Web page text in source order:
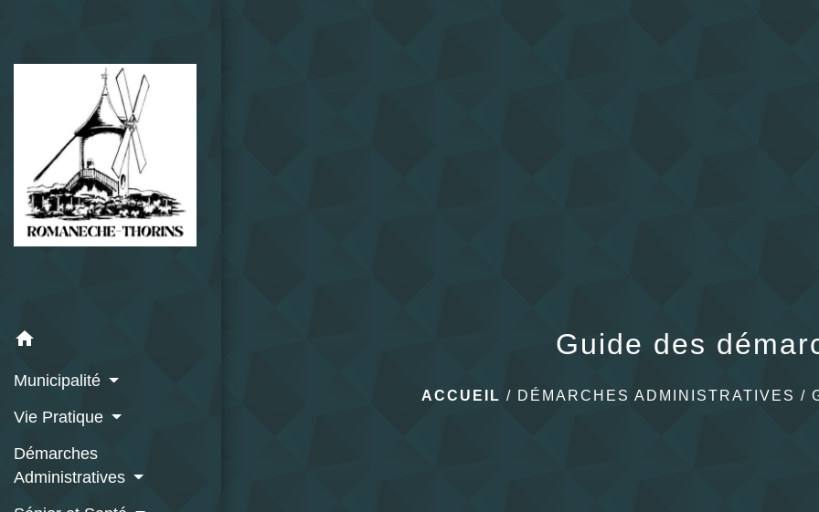
home
Municipalité
Vie Pratique
Démarches
Administratives
Guide des
ACCUEIL / DÉMARCHES ADMINISTRATIVES /